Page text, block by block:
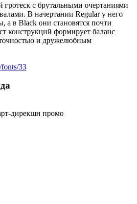
с брутальными очертаниями
В начертании Regular у него
а в Black они становятся почти
конструкций формирует баланс
и дружелюбным
33
дирекшн промо